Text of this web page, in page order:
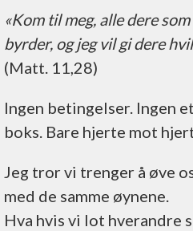
«Kom til meg, alle dere
byrder, og jeg vil gi dere
(Matt. 11,28)
Ingen betingelser. Ingen
boks. Bare hjerte mot
Jeg tror vi trenger å øve
med de samme øynene.
Hva hvis vi lot hverandre